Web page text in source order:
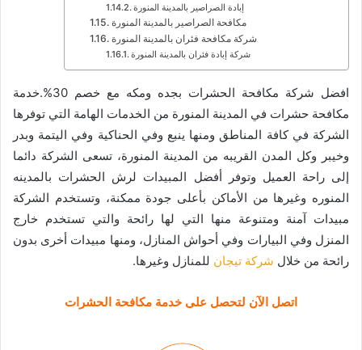
إبادة الصراصير بالمدينة المنورة
مكافحة الصراصير بالمدينة المنورة
شركة مكافحة فئران بالمدينة المنورة
شركة إبادة فئران بالمدينة المنورة
افضل شركة مكافحة الحشرات بجده ومكه مع خصم 30%.خدمة
مكافحة حشرات في المدينة المنورة من الخدمات الهامة التي توفرها
الشركة في كافة المناطق ومنها ينبع وفي الحناكية وفي اليتمة وبدر
وخيبر وكل المدن القريبه من المدينة المنورة، تسعى الشركة دائما
إلى راحة العميل وتوفر أفضل المبيدات لرش الحشرات بالمدينه
المنوره وغيرها من الأماكن بأعلى جودة ممكنة، وتستخدم الشركة
مبيدات آمنة ومتنوعة منها التي لها رائحة والتي تستخدم خارج
المنزل وفي البيارات وفي أحواش المنازل، ومنها مبيدات أخرى بدون
رائحة من خلال شركة تيجان للمنازل وغيرها.
اتصل الآن لتحصل على خدمة مكافحة الحشرات